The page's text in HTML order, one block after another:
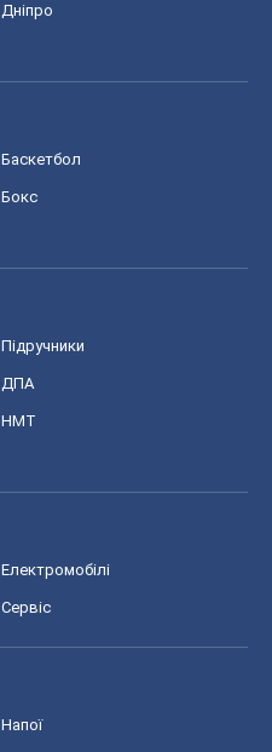
Дніпро
Баскетбол
Бокс
Підручники
ДПА
НМТ
Електромобілі
Сервіс
Напої